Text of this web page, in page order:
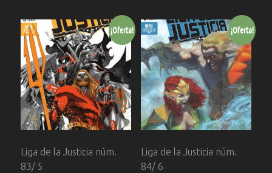
¡Oferta!
Liga de la Justicia núm.
83/ 5
¡Oferta!
Liga de la Justicia núm.
84/ 6